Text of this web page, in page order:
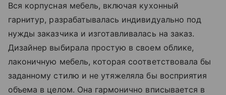
Вся корпусная мебель, включая кухонный
гарнитур, разрабатывалась индивидуально под
нужды заказчика и изготавливалась на заказ.
Дизайнер выбирала простую в своем облике,
лаконичную мебель, которая соответствовала бы
заданному стилю и не утяжеляла бы восприятия
объема в целом. Она гармонично вписывается в